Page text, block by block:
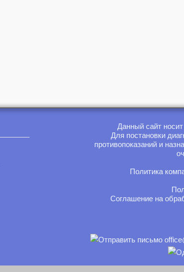
Данный сайт
Для постановки
противопоказаний и
Политика
Соглашение на